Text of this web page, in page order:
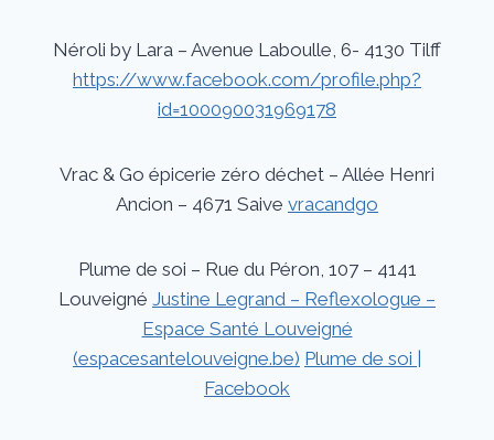
Néroli by Lara – Avenue Laboulle, 6- 4130 Tilff
https://www.facebook.com/profile.php?
id=100090031969178
Vrac & Go épicerie zéro déchet – Allée Henri
Ancion – 4671 Saive vracandgo
Plume de soi – Rue du Péron, 107 – 4141
Louveigné Justine Legrand – Reflexologue –
Espace Santé Louveigné
(espacesantelouveigne.be) Plume de soi |
Facebook